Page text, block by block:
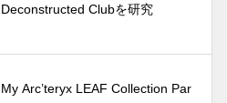
Deconstructed Clubを研究
My Arc’teryx LEAF Collection Par